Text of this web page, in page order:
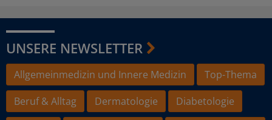
UNSERE NEWSLETTER
Allgemeinmedizin und Innere Medizin
Top-Thema
Beruf & Alltag
Dermatologie
Diabetologie